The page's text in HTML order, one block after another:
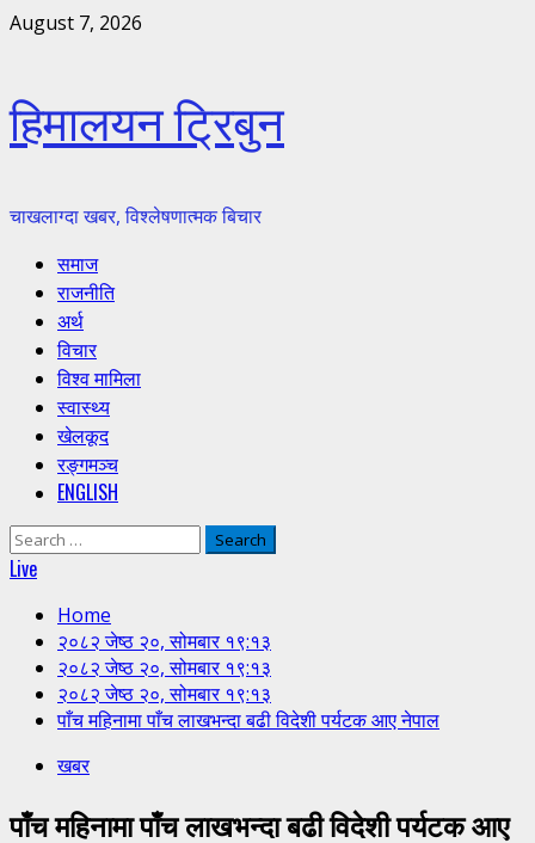
Skip
August 7, 2026
हिमालयन ट्रिबुन
चाखलाग्दा खबर, विश्लेषणात्मक बिचार
Primary
Menu
समाज
राजनीति
अर्थ
विचार
विश्व मामिला
स्वास्थ्य
खेलकूद
रङ्गमञ्च
ENGLISH
Search
for:
Live
Home
२०८२ जेष्ठ २०, सोमबार १९:१३
२०८२ जेष्ठ २०, सोमबार १९:१३
२०८२ जेष्ठ २०, सोमबार १९:१३
पाँच महिनामा पाँच लाखभन्दा बढी विदेशी पर्यटक आए नेपाल
खबर
पाँच महिनामा पाँच लाखभन्दा बढी विदेशी पर्यटक आए